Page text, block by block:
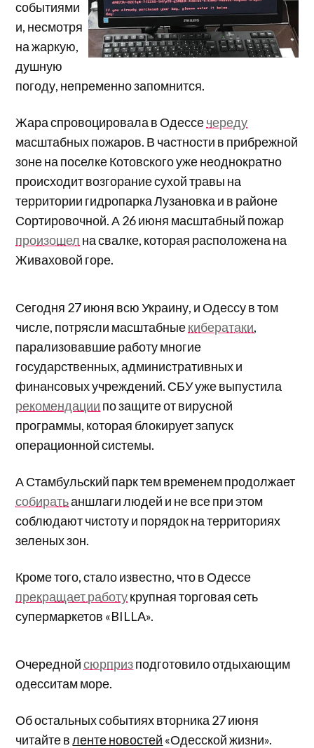
событиями
и, несмотря
на жаркую,
душную
погоду, непременно запомнится.
Жара спровоцировала в Одессечереду
масштабных пожаров. В частности в прибрежной
зоне на поселке Котовского уже неоднократно
происходит возгорание сухой травы на
территории гидропарка Лузановка и в районе
Сортировочной. А 26 июня масштабный пожар
произошел на свалке, которая расположена на
Живаховой горе.
Сегодня 27 июня всю Украину, и Одессу в том
числе, потрясли масштабныекибератаки,
парализовавшие работу многие
государственных, административных и
финансовых учреждений. СБУ уже выпустила
рекомендации по защите от вирусной
программы, которая блокирует запуск
операционной системы.
А Стамбульский парк тем временем продолжает
собиратьаншлаги людей и не все при этом
соблюдают чистоту и порядок на территориях
зеленых зон.
Кроме того, стало известно, что в Одессе
прекращает работукрупная торговая сеть
супермаркетов «BILLA».
Очереднойсюрпризподготовило отдыхающим
одесситам море.
Об остальных событиях вторника 27 июня
читайте вленте новостей «Одесской жизни».